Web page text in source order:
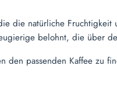
die natürliche
belohnt, die über
den passenden Kaffee zu